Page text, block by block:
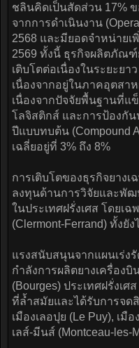
ชลินคิดเป็นสัดส่วน 17%
จากการดำเนินงาน
2568 และมียอดจำหน่ายเ
2569 ทั้งนี้ ธุรกิจผลิตภัณฑ์
เติบโตต่อเนื่องในระยะย
เนื่องจากอยู่ในภาคอุตสา
เนื่องจากปัจจัยพื้นฐานที่แ
โลจิสติกส์ และการป้องกัน
ปีแบบทบต้น (Compound
เฉลี่ยอยู่ที่ 3% ถึง 8%
การเติบโตของธุรกิจยาง
ลงทุนด้านการวิจัยและพัฒ
ในประเทศฝรั่งเศส โดยเ
(Clermont-Ferrand) ทั้งยัง
แรงสนับสนุนจากแผนเร่
กำลังการผลิตยางเครื่อง
(Bourges) ประเทศฝรั่งเ
ที่ล้ำสมัยและได้รับการจด
เมืองเลอปุย (Le Puy), เมื
เลส์-มีนส์ (Montceau-les-